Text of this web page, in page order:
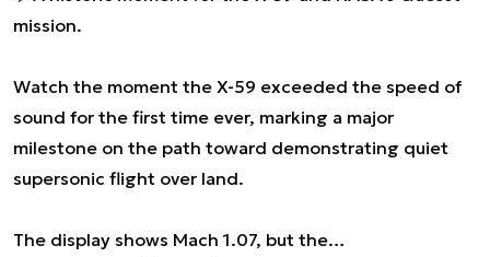
mission.
Watch the moment the X-59 exceeded the speed of
sound for the first time ever, marking a major
milestone on the path toward demonstrating quiet
supersonic flight over land.
The display shows Mach 1.07, but the…